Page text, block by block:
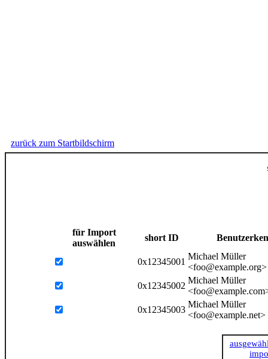
zurück zum Startbildschirm
für Import
auswählen
short ID
0x12345001
Michael Müller
<foo@example.org>
0x12345002
Michael Müller
0x12345003
Michael Müller
<foo@example.net>